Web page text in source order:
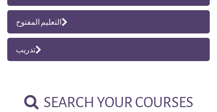
التعليم المفتوح
تدريب
SEARCH YOUR COURSES